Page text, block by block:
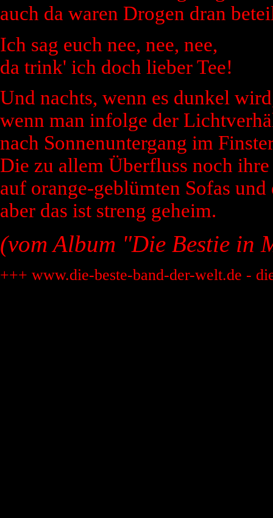
auch da waren Drogen dran
Ich sag euch nee, nee, nee,
da trink' ich doch lieber Tee!
Und nachts, wenn es dunkel
wenn man infolge der
nach Sonnenuntergang im
Die zu allem Überfluss noch
auf orange-geblümten Sofas
aber das ist streng geheim.
(vom Album "Die Bestie in
+++ www.die-beste-band-der-welt.de -